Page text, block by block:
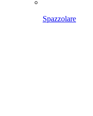
Spazzolare